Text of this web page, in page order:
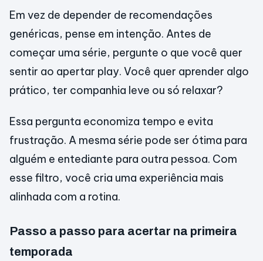
Em vez de depender de recomendações
genéricas, pense em intenção. Antes de
começar uma série, pergunte o que você quer
sentir ao apertar play. Você quer aprender algo
prático, ter companhia leve ou só relaxar?
Essa pergunta economiza tempo e evita
frustração. A mesma série pode ser ótima para
alguém e entediante para outra pessoa. Com
esse filtro, você cria uma experiência mais
alinhada com a rotina.
Passo a passo para acertar na primeira
temporada